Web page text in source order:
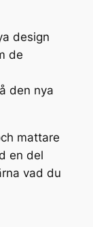
design
de
den nya
mattare
en del
vad du